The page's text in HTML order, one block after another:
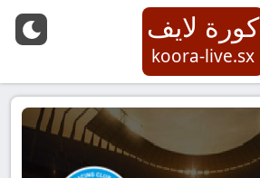
كورة لايف
koora-live.sx